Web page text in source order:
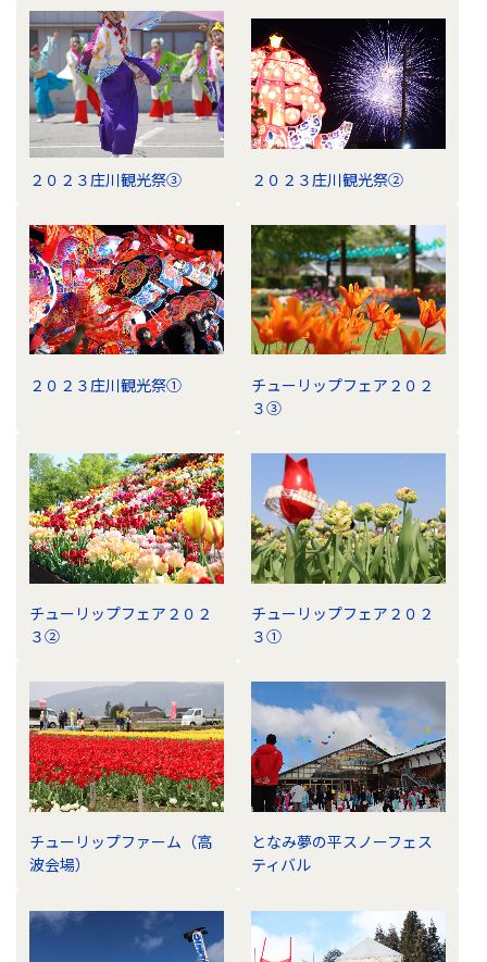
２０２３庄川観光祭③ ２０２３庄川観光祭②
２０２３庄川観光祭①
チューリップフェア２０２
３③
チューリップフェア２０２
３②
チューリップフェア２０２
３①
チューリップファーム（高
波会場）
となみ夢の平スノーフェス
ティバル